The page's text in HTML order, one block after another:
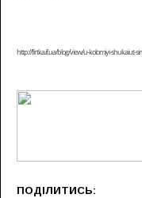
http://firtka.if.ua/blog/view/u-kolomiyi-shukaiut-
ПОДІЛИТИСЬ: